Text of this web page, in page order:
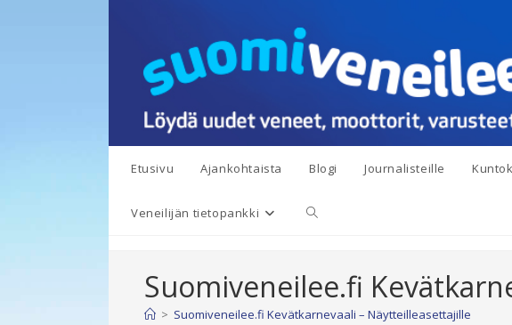
Etusivu Ajankohtaista Blogi Journalisteille
Veneilijän tietopankki Toggle
search
Suomiveneilee.fi
> Suomiveneilee.fi Kevätkarnevaali – Näytteilleasettajille